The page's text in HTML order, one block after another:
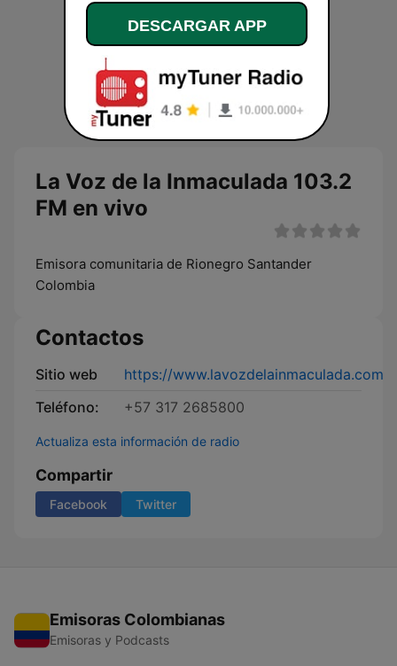
La Voz de la Inmaculada 103.2
FM en vivo
Emisora comunitaria de Rionegro Santander
Colombia
Contactos
Sitio web
https://www.lavozdelainmaculada.com
Teléfono:
+57 317 2685800
Actualiza esta información de radio
Compartir
Facebook Twitter
Emisoras Colombianas
Emisoras y Podcasts
DESCARGAR APP